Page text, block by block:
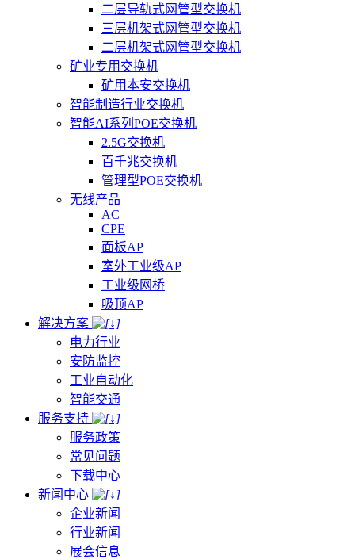
二层导轨式网管型交换机
三层机架式网管型交换机
二层机架式网管型交换机
矿业专用交换机
矿用本安交换机
智能制造行业交换机
智能AI系列POE交换机
2.5G交换机
百千兆交换机
管理型POE交换机
无线产品
AC
CPE
面板AP
室外工业级AP
工业级网桥
吸顶AP
解决方案
电力行业
安防监控
工业自动化
智能交通
服务支持
服务政策
常见问题
下载中心
新闻中心
企业新闻
行业新闻
展会信息